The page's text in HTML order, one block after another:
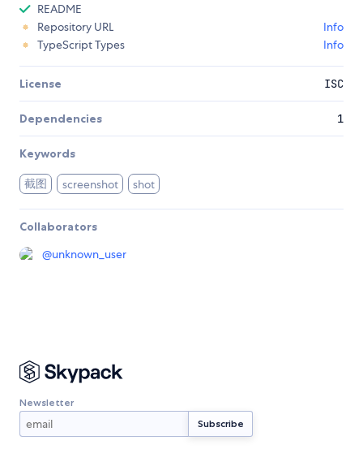
README
Repository URL
Info
TypeScript Types
Info
License ISC
Dependencies 1
Keywords
截图 screenshot shot
Collaborators
@unknown_user
Newsletter